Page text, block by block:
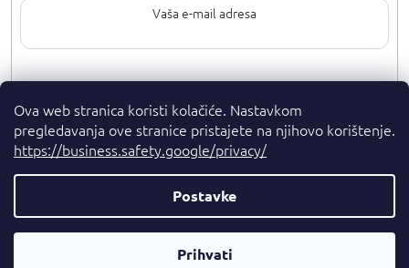
Ova web stranica koristi kolačiće. Nastavkom
pregledavanja ove stranice pristajete na njihovo korištenje.
https://business.safety.google/privacy/
Postavke
Prihvati
Upisom svoje e-pošte pristajete nauvjete privatnosti.
Kreirao Shoptet Premium
Autorska prava 2026Parfumshop.hr. Sva prava pridržana.